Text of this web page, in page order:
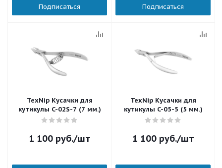
Подписаться Подписаться
TexNip Кусачки для
кутикулы C-02S-7 (7 мм.)
1 100руб./шт
TexNip Кусачки для
кутикулы C-05-5 (5 мм.)
1 100руб./шт